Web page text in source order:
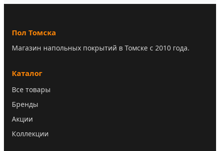
Пол Томска
Магазин напольных покрытий в Томске с 2010 года.
Каталог
Все товары
Бренды
Акции
Коллекции